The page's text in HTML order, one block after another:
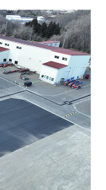
最新技術の革新
バシーポリシー